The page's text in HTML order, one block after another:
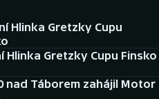
Hlinka Gretzky Cupu
Hlinka Gretzky Cupu Finsko
nad Táborem zahájil Motor